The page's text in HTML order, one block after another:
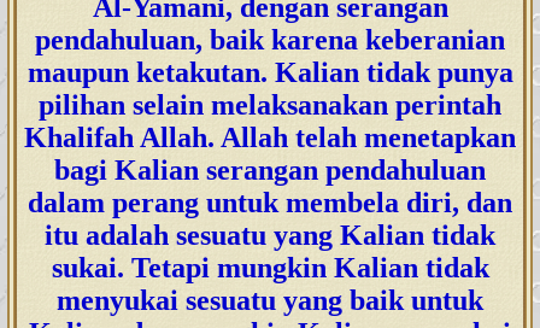
Al-Yamani, dengan serangan
pendahuluan, baik karena keberanian
maupun ketakutan. Kalian tidak punya
pilihan selain melaksanakan perintah
Khalifah Allah. Allah telah menetapkan
bagi Kalian serangan pendahuluan
dalam perang untuk membela diri, dan
itu adalah sesuatu yang Kalian tidak
sukai. Tetapi mungkin Kalian tidak
menyukai sesuatu yang baik untuk